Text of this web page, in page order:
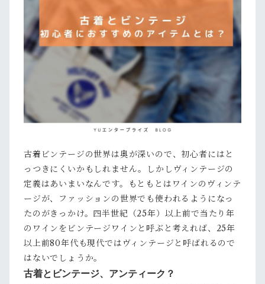
古着ビンテージの世界は奥が深いので、初心者にはと
っつきにくいかもしれません。しかしヴィンテージの
定義はあいまいなんです。もともとはワインのヴィンテ
ージが、ファッションの世界でも使われるようになっ
たのがきっかけ。四半世紀（25年）以上前で当たり年
のワインをビンテージワインと呼ぶと考えれば、25年
以上前80年代も現代ではヴィンテージと呼ばれるので
はないでしょうか。
古着とビンテージ、アンティーク？